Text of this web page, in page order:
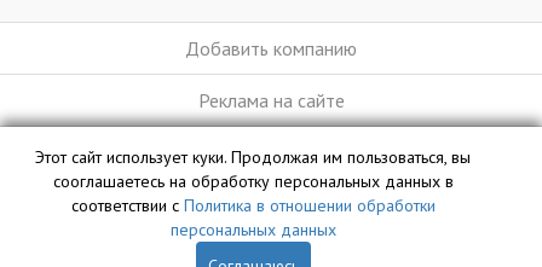
Добавить компанию
Реклама на сайте
База данных сайта vyvoz.org является интеллектуальной
собственностью ООО «Профит» и охраняется законом.
Этот сайт использует куки. Продолжая им пользоваться, вы
сооглашаетесь на обработку персональных данных в
соответствии с Политика в отношении обработки
персональных данных